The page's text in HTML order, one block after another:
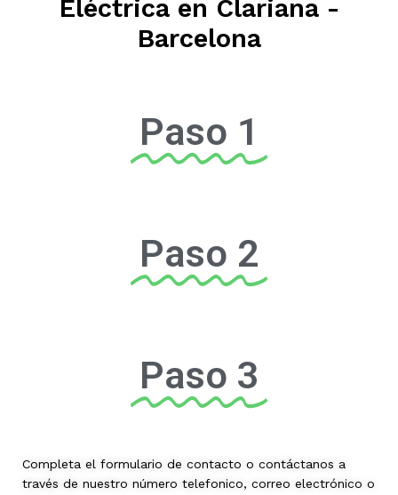
Eléctrica en Clariana -
Barcelona
Paso 1
Paso 2
Paso 3
Completa el formulario de contacto o contáctanos a
través de nuestro número telefonico, correo electrónico o